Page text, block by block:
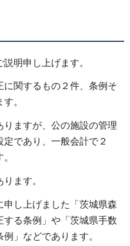
明申し上げます。
関するもの２件、条例そ
。
りますが、公の施設の管理
であり、一般会計で２
ます。
し上げました「茨城県森
る条例」や「茨城県手数
」などであります。